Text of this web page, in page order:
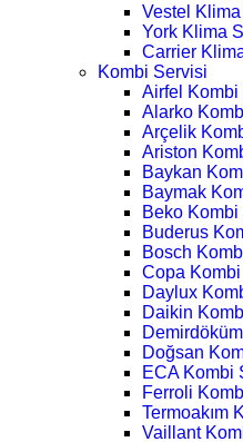
Vestel
York Klima
Carrier
Kombi Servisi
Airfel Kombi
Alarko
Arçelik
Ariston
Baykan
Baymak
Beko Kombi
Buderus
Bosch
Copa
Daylux
Daikin
Doğsan
ECA Kombi
Ferroli
Termoakım
Vaillant